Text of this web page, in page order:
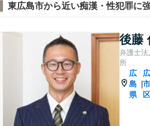
東広島市から近い痴漢・性犯罪に
後藤
弁護士法
所
広
島
県
区